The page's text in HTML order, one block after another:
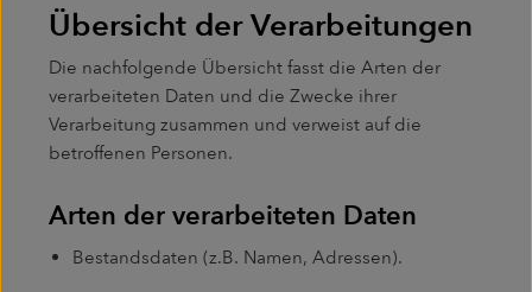
Übersicht der Verarbeitungen
Die nachfolgende Übersicht fasst die Arten der
verarbeiteten Daten und die Zwecke ihrer
Verarbeitung zusammen und verweist auf die
betroffenen Personen.
Arten der verarbeiteten Daten
Bestandsdaten (z.B. Namen, Adressen).